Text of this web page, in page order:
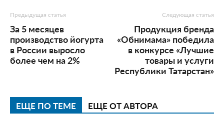
Предыдущая статья
За 5 месяцев
производство йогурта
в России выросло
более чем на 2%
Следующая статья
Продукция бренда
«Обнимама» победила
в конкурсе «Лучшие
товары и услуги
Республики Татарстан»
ЕЩЕ ПО ТЕМЕ ЕЩЕ ОТ АВТОРА